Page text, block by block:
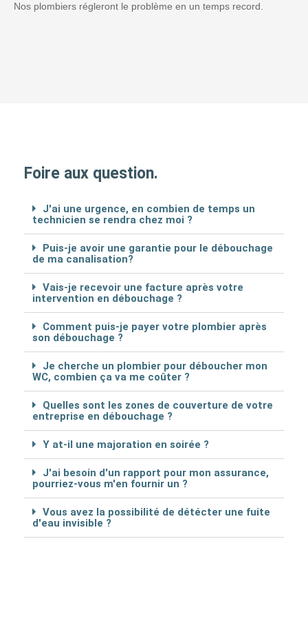
Nos plombiers régleront le problème en un temps record.
Foire aux question.
J'ai une urgence, en combien de temps un
technicien se rendra chez moi ?
Puis-je avoir une garantie pour le débouchage
de ma canalisation?
Vais-je recevoir une facture après votre
intervention en débouchage ?
Comment puis-je payer votre plombier après
son débouchage ?
Je cherche un plombier pour déboucher mon
WC, combien ça va me coûter ?
Quelles sont les zones de couverture de votre
entreprise en débouchage ?
Y at-il une majoration en soirée ?
J'ai besoin d'un rapport pour mon assurance,
pourriez-vous m'en fournir un ?
Vous avez la possibilité de détécter une fuite
d'eau invisible ?